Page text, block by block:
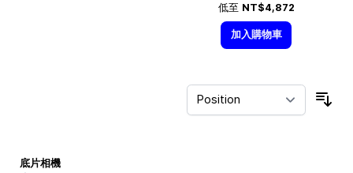
低至 NT$4,872
加入購物車
底片相機